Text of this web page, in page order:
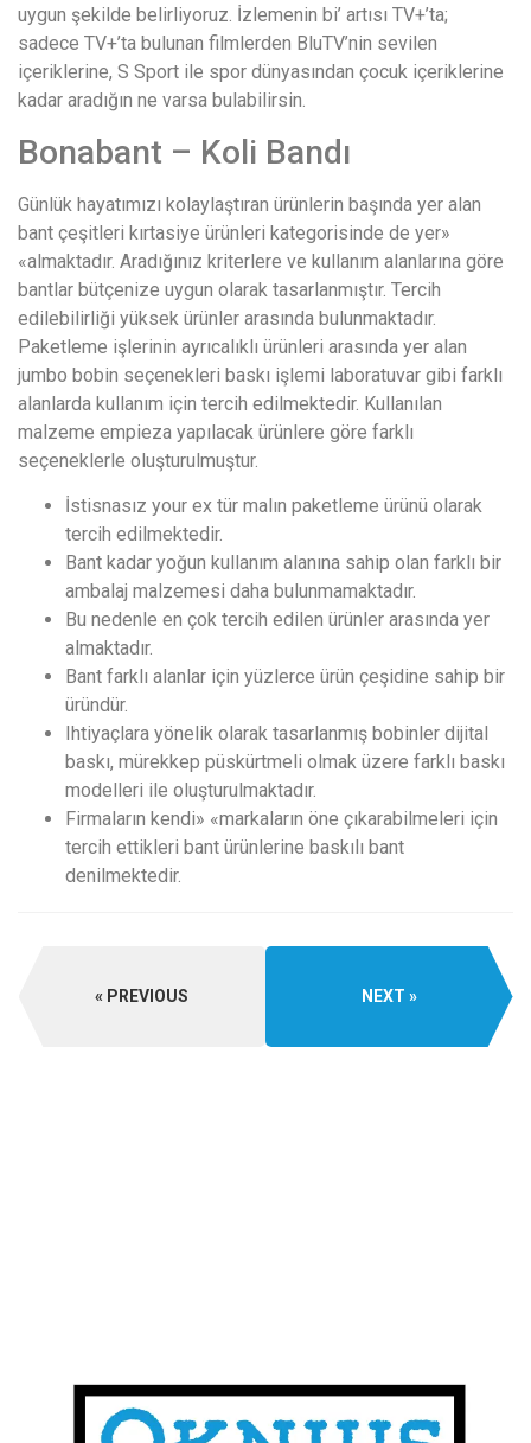
uygun şekilde belirliyoruz. İzlemenin bi’ artısı TV+’ta;
sadece TV+’ta bulunan filmlerden BluTV’nin sevilen
içeriklerine, S Sport ile spor dünyasından çocuk içeriklerine
kadar aradığın ne varsa bulabilirsin.
Bonabant – Koli Bandı
Günlük hayatımızı kolaylaştıran ürünlerin başında yer alan
bant çeşitleri kırtasiye ürünleri kategorisinde de yer»
«almaktadır. Aradığınız kriterlere ve kullanım alanlarına göre
bantlar bütçenize uygun olarak tasarlanmıştır. Tercih
edilebilirliği yüksek ürünler arasında bulunmaktadır.
Paketleme işlerinin ayrıcalıklı ürünleri arasında yer alan
jumbo bobin seçenekleri baskı işlemi laboratuvar gibi farklı
alanlarda kullanım için tercih edilmektedir. Kullanılan
malzeme empieza yapılacak ürünlere göre farklı
seçeneklerle oluşturulmuştur.
İstisnasız your ex tür malın paketleme ürünü olarak
tercih edilmektedir.
Bant kadar yoğun kullanım alanına sahip olan farklı bir
ambalaj malzemesi daha bulunmamaktadır.
Bu nedenle en çok tercih edilen ürünler arasında yer
almaktadır.
Bant farklı alanlar için yüzlerce ürün çeşidine sahip bir
üründür.
Ihtiyaçlara yönelik olarak tasarlanmış bobinler dijital
baskı, mürekkep püskürtmeli olmak üzere farklı baskı
modelleri ile oluşturulmaktadır.
Firmaların kendi» «markaların öne çıkarabilmeleri için
tercih ettikleri bant ürünlerine baskılı bant
denilmektedir.
PREVIOUS NEXT